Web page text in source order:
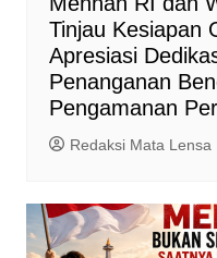
Tinjau Kesiapan
Apresiasi
Penanganan
Pengamanan
Redaksi Mata Lensa